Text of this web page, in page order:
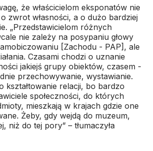
że właścicielom eksponatów nie
zwrot własności, a o dużo bardziej
„Przedstawicielom różnych
nie zależy na posypaniu głowy
[Zachodu - PAP], ale
Czasami chodzi o uznanie
jakiejś grupy obiektów, czasem -
przechowywanie, wystawianie.
kształtowanie relacji, bo bardzo
społeczności, do których
mieszkają w krajach gdzie one
Żeby, gdy wejdą do muzeum,
niż do tej pory” – tłumaczyła